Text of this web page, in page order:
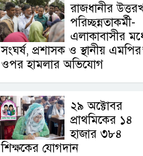
রাজধানীর
পরিচ্ছন্নতাকর্মী-
এলাকাবাসীর
সংঘর্ষ, প্রশাসক ও স্থানীয়
ওপর হামলার অভিযোগ
২৯ অক্টোবর
প্রাথমিকের ১৪
হাজার ৩৮৪
শিক্ষকের যোগদান